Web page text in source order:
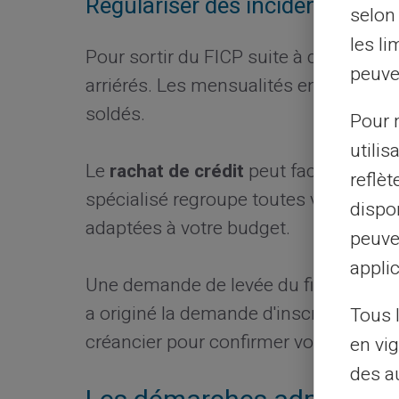
Pour sortir du FICP suite à des
arriérés. Les mensualités en retard,
soldés.
Le rachat de crédit peut faciliter
spécialisé regroupe toutes vos
adaptées à votre budget.
Une demande de levée du fichage
a originé la demande d'inscription.
créancier pour confirmer votre
les
Pour
Tous
en
des